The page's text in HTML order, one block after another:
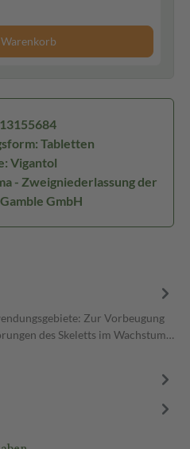
Tabletten
Vigantol
- Zweigniederlassung der
GmbH
Zur Vorbeugung
des Skeletts im Wachstum…